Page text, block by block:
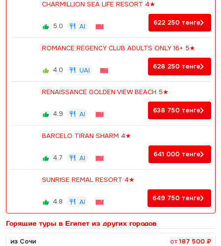
CHARMILLION SEA LIFE RESORT 4★
5.0 AI 622 250 тенге
ROMANCE REGENCY CLUB ADULTS ONLY 16+ 5★
4.0 UAI 628 250 тенге
RENAISSANCE GOLDEN VIEW BEACH 5★
4.9 AI 638 750 тенге
BARCELO TIRAN SHARM 4★
4.7 AI 641 000 тенге
SUNRISE REMAL RESORT 4★
4.8 AI 649 750 тенге
Горящие туры в Египет из других городов
из Сочи от 187 500 ₽